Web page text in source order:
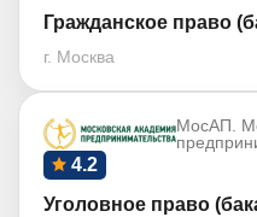
Гражданское право
г. Москва
МосАП.
4.2
Уголовное право